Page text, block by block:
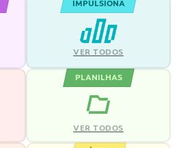
IMPULSIONA
VER TODOS
PLANILHAS
VER TODOS